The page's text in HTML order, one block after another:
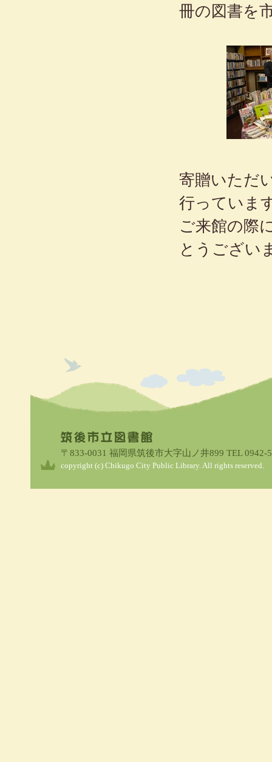
冊の図書を
寄贈いただ
行っていま
ご来館の際
とうござい
〒833-0031 福岡県筑後市大字山ノ井899 TEL 0942-
copyright (c) Chikugo City Public Library. All rights reserved.